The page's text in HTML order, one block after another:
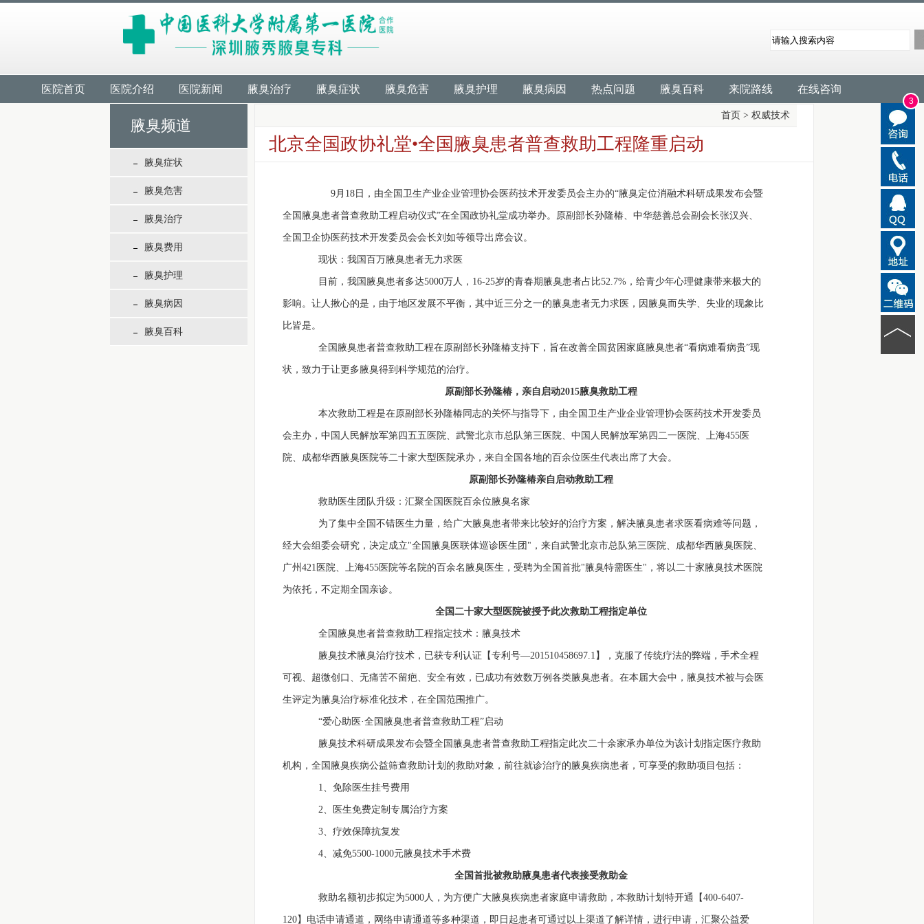
3
医院首页 医院介绍 医院新闻 腋臭治疗 腋臭症状 腋臭危害 腋臭护理 腋臭病因 热点问题 腋臭百科 来院路线 在线咨询
腋臭频道
腋臭症状
腋臭危害
腋臭治疗
腋臭费用
腋臭护理
腋臭病因
腋臭百科
首页 > 权威技术
北京全国政协礼堂•全国腋臭患者普查救助工程隆重启动
9月18日，由全国卫生产业企业管理协会医药技术开发委员会主办的“腋臭定位消融术科研成果发布会暨
全国腋臭患者普查救助工程启动仪式”在全国政协礼堂成功举办。原副部长孙隆椿、中华慈善总会副会长张汉兴、
全国卫企协医药技术开发委员会会长刘如等领导出席会议。
现状：我国百万腋臭患者无力求医
目前，我国腋臭患者多达5000万人，16-25岁的青春期腋臭患者占比52.7%，给青少年心理健康带来极大的
影响。让人揪心的是，由于地区发展不平衡，其中近三分之一的腋臭患者无力求医，因腋臭而失学、失业的现象比
比皆是。
全国腋臭患者普查救助工程在原副部长孙隆椿支持下，旨在改善全国贫困家庭腋臭患者“看病难看病贵”现
状，致力于让更多腋臭得到科学规范的治疗。
原副部长孙隆椿，亲自启动2015腋臭救助工程
本次救助工程是在原副部长孙隆椿同志的关怀与指导下，由全国卫生产业企业管理协会医药技术开发委员
会主办，中国人民解放军第四五五医院、武警北京市总队第三医院、中国人民解放军第四二一医院、上海455医
院、成都华西腋臭医院等二十家大型医院承办，来自全国各地的百余位医生代表出席了大会。
原副部长孙隆椿亲自启动救助工程
救助医生团队升级：汇聚全国医院百余位腋臭名家
为了集中全国不错医生力量，给广大腋臭患者带来比较好的治疗方案，解决腋臭患者求医看病难等问题，
经大会组委会研究，决定成立"全国腋臭医联体巡诊医生团"，来自武警北京市总队第三医院、成都华西腋臭医院、
广州421医院、上海455医院等名院的百余名腋臭医生，受聘为全国首批"腋臭特需医生"，将以二十家腋臭技术医院
为依托，不定期全国亲诊。
全国二十家大型医院被授予此次救助工程指定单位
全国腋臭患者普查救助工程指定技术：腋臭技术
腋臭技术腋臭治疗技术，已获专利认证【专利号—201510458697.1】，克服了传统疗法的弊端，手术全程
可视、超微创口、无痛苦不留疤、安全有效，已成功有效数万例各类腋臭患者。在本届大会中，腋臭技术被与会医
生评定为腋臭治疗标准化技术，在全国范围推广。
“爱心助医·全国腋臭患者普查救助工程”启动
腋臭技术科研成果发布会暨全国腋臭患者普查救助工程指定此次二十余家承办单位为该计划指定医疗救助
机构，全国腋臭疾病公益筛查救助计划的救助对象，前往就诊治疗的腋臭疾病患者，可享受的救助项目包括：
1、免除医生挂号费用
2、医生免费定制专属治疗方案
3、疗效保障抗复发
4、减免5500-1000元腋臭技术手术费
全国首批被救助腋臭患者代表接受救助金
救助名额初步拟定为5000人，为方便广大腋臭疾病患者家庭申请救助，本救助计划特开通【400-6407-
120】电话申请通道，网络申请通道等多种渠道，即日起患者可通过以上渠道了解详情，进行申请，汇聚公益爱